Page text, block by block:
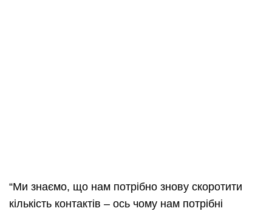
“Ми знаємо, що нам потрібно знову скоротити
кількість контактів – ось чому нам потрібні